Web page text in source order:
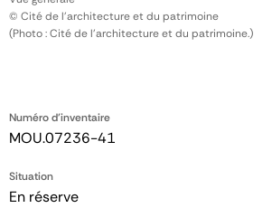
Numéro d'inventaire
MOU.07236-41
Situation
En réserve
© Cité de l'architecture et du patrimoine
(Photo : Cité de l'architecture et du patrimoine.)